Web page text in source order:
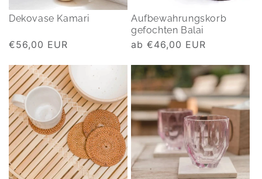
Dekovase Kamari
Normaler
€56,00 EUR
Aufbewahrungskorb
gefochten Balai
Normaler
ab €46,00 EUR